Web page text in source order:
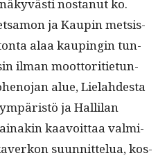
nos­tanut ko.
ja Kaupin met­sis­
alaa kaupin­gin tun­
ilman moot­tori­ti­etun­
alue, Lielahdes­ta
ja Hallilan
kaavoit­taa valmi­
suun­nit­telua, kos­